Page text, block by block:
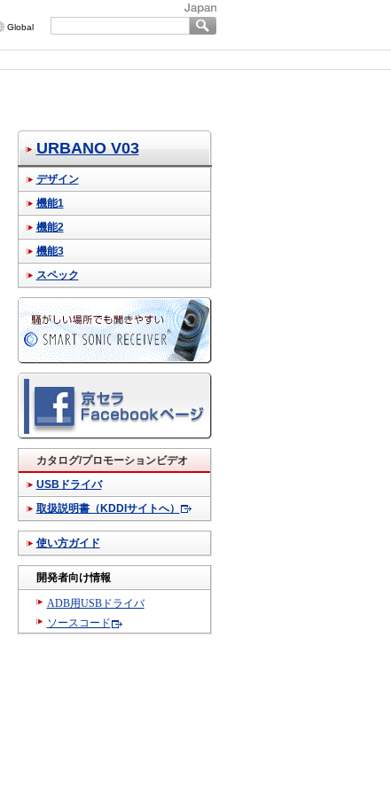
Global
URBANO V03
デザイン
機能1
機能2
機能3
スペック
カタログ/プロモーションビデオ
USBドライバ
取扱説明書（KDDIサイトへ）
使い方ガイド
開発者向け情報
ADB用USBドライバ
ソースコード